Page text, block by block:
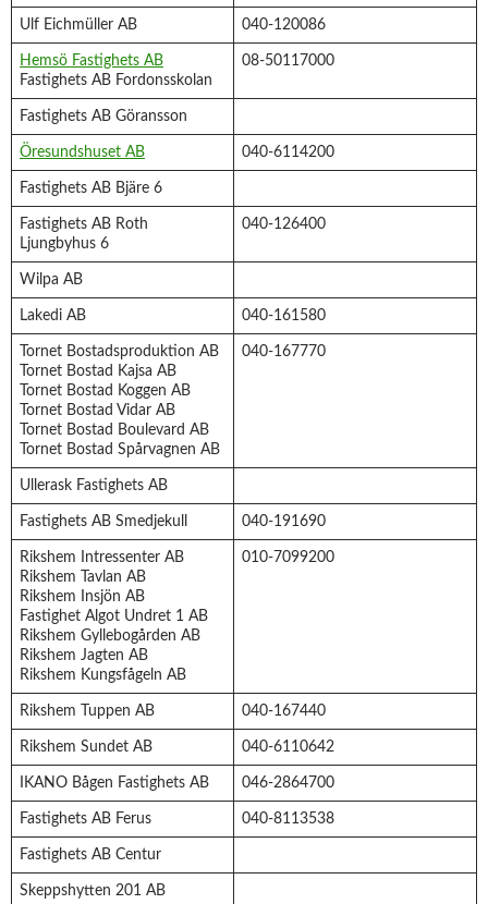
Ulf Eichmüller AB 040-120086
Hemsö Fastighets AB
Fastighets AB Fordonsskolan
08-50117000
Fastighets AB Göransson
Öresundshuset AB 040-6114200
Fastighets AB Bjäre 6
Fastighets AB Roth
Ljungbyhus 6
040-126400
Wilpa AB
Lakedi AB 040-161580
Tornet Bostadsproduktion AB
Tornet Bostad Kajsa AB
Tornet Bostad Koggen AB
Tornet Bostad Vidar AB
Tornet Bostad Boulevard AB
Tornet Bostad Spårvagnen AB
040-167770
Ullerask Fastighets AB
Fastighets AB Smedjekull 040-191690
Rikshem Intressenter AB
Rikshem Tavlan AB
Rikshem Insjön AB
Fastighet Algot Undret 1 AB
Rikshem Gyllebogården AB
Rikshem Jagten AB
Rikshem Kungsfågeln AB
010-7099200
Rikshem Tuppen AB 040-167440
Rikshem Sundet AB 040-6110642
IKANO Bågen Fastighets AB 046-2864700
Fastighets AB Ferus 040-8113538
Fastighets AB Centur
Skeppshytten 201 AB